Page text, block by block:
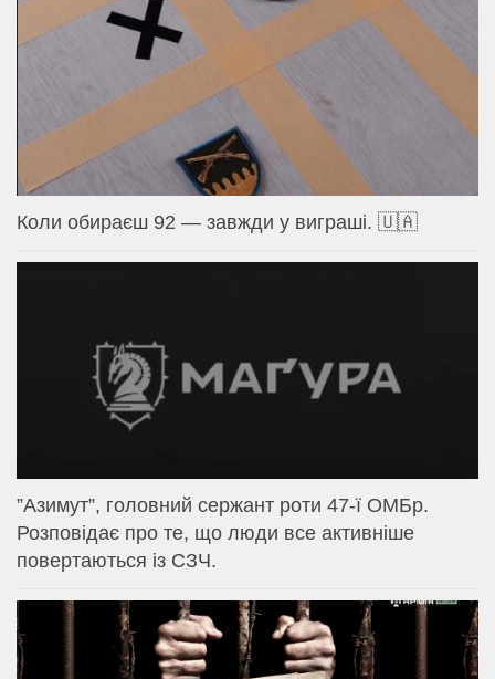
Коли обираєш 92 — завжди у виграші. 🇺🇦
⁨”Азимут”, головний сержант роти 47-ї ОМБр.
Розповідає про те, що люди все активніше
повертаються із СЗЧ.